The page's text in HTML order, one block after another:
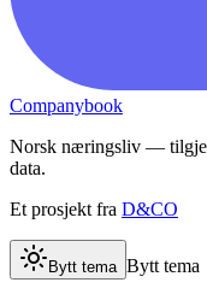
Companybook
Norsk næringsliv —
data.
Et prosjekt fra D&CO
Bytt tema Bytt tema